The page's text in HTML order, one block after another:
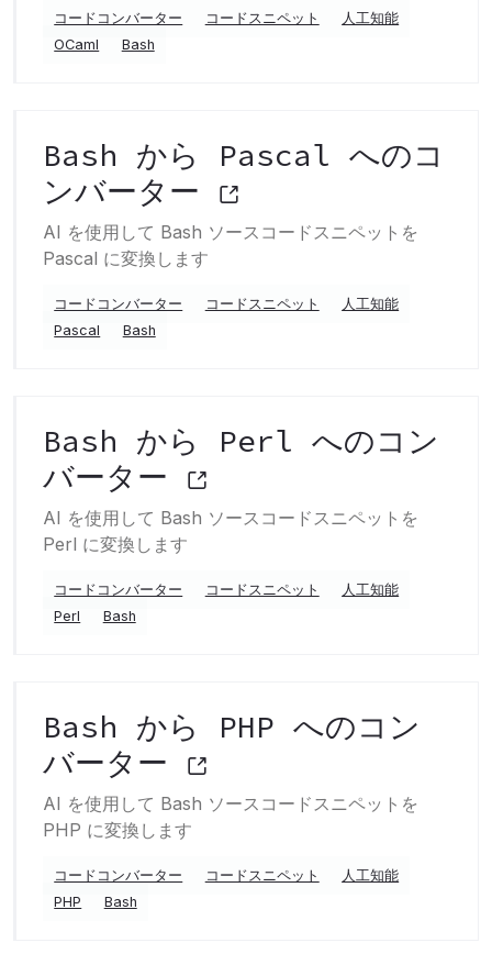
コードコンバーター コードスニペット
人工知能
OCaml
Bash
Bash から Pascal へのコ
ンバーター
AI を使用して Bash ソースコードスニペットを
Pascal に変換します
コードコンバーター コードスニペット
人工知能
Pascal
Bash
Bash から Perl へのコン
バーター
AI を使用して Bash ソースコードスニペットを
Perl に変換します
コードコンバーター コードスニペット
人工知能
Perl
Bash
Bash から PHP へのコン
バーター
AI を使用して Bash ソースコードスニペットを
PHP に変換します
コードコンバーター コードスニペット
人工知能
PHP
Bash